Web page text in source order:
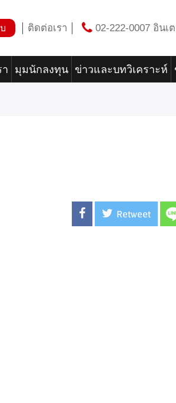
ติดต่อเรา 02-222-0007 อินเ
มุมนักลงทุน ข่าวและบทวิเคราะห์
Retweet